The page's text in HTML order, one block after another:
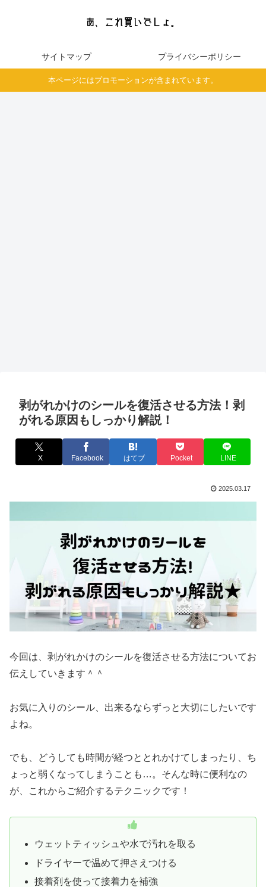
サイトマップ プライバシーポリシー
本ページにはプロモーションが含まれています。
剥がれかけのシールを復活させる方法！剥
がれる原因もしっかり解説！
X Facebook はてブ Pocket LINE
2025.03.17
今回は、剥がれかけのシールを復活させる方法についてお
伝えしていきます＾＾
お気に入りのシール、出来るならずっと大切にしたいです
よね。
でも、どうしても時間が経つととれかけてしまったり、ち
ょっと弱くなってしまうことも…。そんな時に便利なの
が、これからご紹介するテクニックです！
ウェットティッシュや水で汚れを取る
ドライヤーで温めて押さえつける
接着剤を使って接着力を補強